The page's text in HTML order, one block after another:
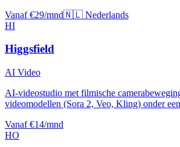
Vanaf €29/mnd🇳🇱 Nederlands
HI
Higgsfield
AI Video
AI-videostudio met filmische
videomodellen (Sora 2, Veo, Kling) onder
Vanaf €14/mnd
HO